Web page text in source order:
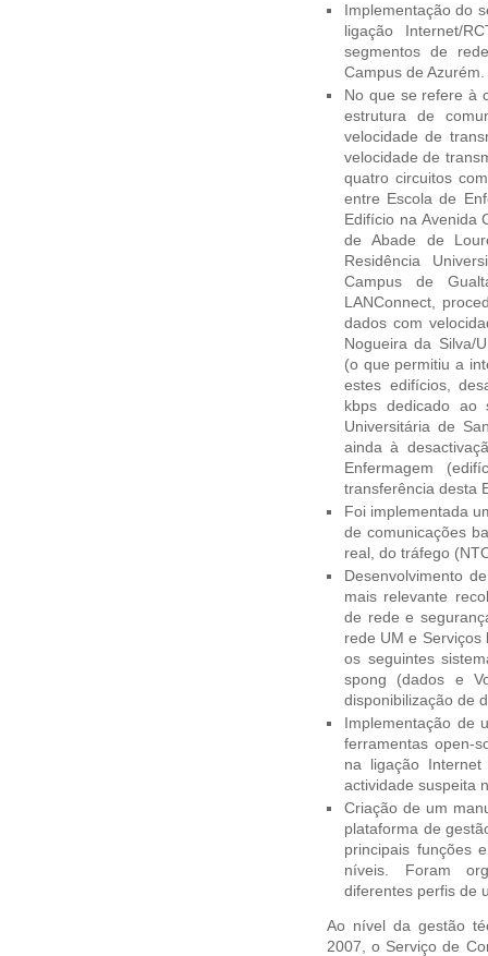
Implementação do
ligação Internet/
segmentos de
Campus de Azurém.
No que se refere à
estrutura de
velocidade de
velocidade de
quatro circuitos
entre Escola de
Edifício na Avenida
de Abade de
Residência
Campus de
LANConnect,
dados com
Nogueira da Silva/
(o que permitiu a
estes edifícios,
kbps dedicado ao
Universitária de
ainda à
Enfermagem
transferência desta
Foi implementada
de comunicações
real, do tráfego
Desenvolvimento
mais relevante
de rede e
rede UM e Serviços
os seguintes
spong (dados e
disponibilização de
Implementação de
ferramentas open-
na ligação Internet
actividade suspeita
Criação de um
plataforma de
principais funções
níveis. Foram
diferentes perfis de
Ao nível da gestão
2007, o Serviço de